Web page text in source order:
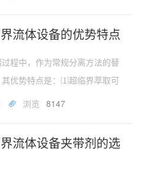
流体设备的优势特点
程中，作为常规分离方法的替
优势特点是：⑴超临界萃取可
气体笼罩下进行提取，有
浏览 8147
流体设备夹带剂的选